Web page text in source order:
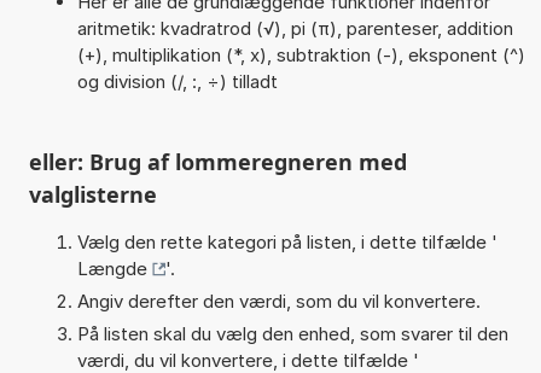
aritmetik: kvadratrod (√), pi (π), parenteser, addition
(+), multiplikation (*, x), subtraktion (-), eksponent (^)
og division (/, :, ÷) tilladt
eller: Brug af lommeregneren med
valglisterne
Vælg den rette kategori på listen, i dette tilfælde '
Længde
'.
Angiv derefter den værdi, som du vil konvertere.
På listen skal du vælg den enhed, som svarer til den
værdi, du vil konvertere, i dette tilfælde '